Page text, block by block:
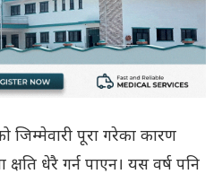
जिम्मेवारी पूरा गरेका कारण
धेरै गर्न पाएन। यस वर्ष पनि